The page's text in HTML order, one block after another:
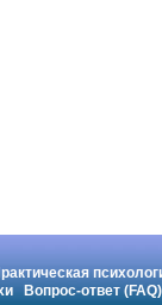
Вопрос-ответ (FAQ)